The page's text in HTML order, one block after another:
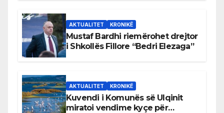
AKTUALITET KRONIKË
Mustaf Bardhi riemërohet drejtor
i Shkollës Fillore “Bedri Elezaga”
AKTUALITET KRONIKË
Kuvendi i Komunës së Ulqinit
miratoi vendime kyçe për